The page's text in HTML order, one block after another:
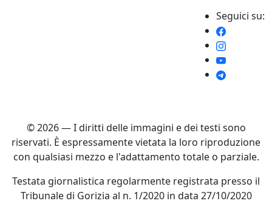
Seguici su:
© 2026 — I diritti delle immagini e dei testi sono
riservati. È espressamente vietata la loro riproduzione
con qualsiasi mezzo e l'adattamento totale o parziale.
Testata giornalistica regolarmente registrata presso il
Tribunale di Gorizia al n. 1/2020 in data 27/10/2020